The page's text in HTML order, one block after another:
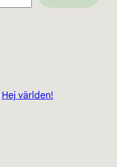
Hej världen!